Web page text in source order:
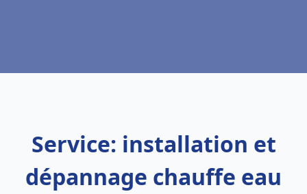
Service: installation et
dépannage chauffe eau